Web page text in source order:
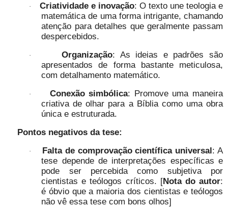
· Criatividade e inovação: O texto une teologia e
matemática de uma forma intrigante, chamando
atenção para detalhes que geralmente passam
despercebidos.
· Organização: As ideias e padrões são
apresentados de forma bastante meticulosa,
com detalhamento matemático.
· Conexão simbólica: Promove uma maneira
criativa de olhar para a Bíblia como uma obra
única e estruturada.
Pontos negativos da tese:
· Falta de comprovação científica universal: A
tese depende de interpretações específicas e
pode ser percebida como subjetiva por
cientistas e teólogos críticos. [Nota do autor:
é óbvio que a maioria dos cientistas e teólogos
não vê essa tese com bons olhos]